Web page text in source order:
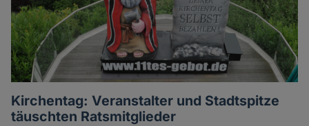
Kirchentag: Veranstalter und Stadtspitze
täuschten Ratsmitglieder